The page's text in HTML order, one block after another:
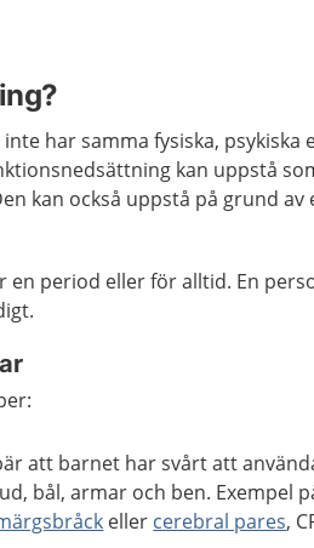
har samma fysiska, psykiska
kan uppstå
kan också uppstå på grund av
en period eller för alltid. En
att barnet har svårt att
bål, armar och ben. Exempel
eller cerebral pares,